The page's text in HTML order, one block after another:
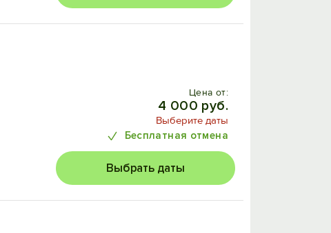
Цена от:
4 000 руб.
Выберите даты
Бесплатная отмена
Выбрать даты